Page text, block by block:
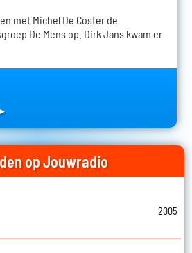
met Michel De Coster de
De Mens op. Dirk Jans kwam er
op Jouwradio
2005